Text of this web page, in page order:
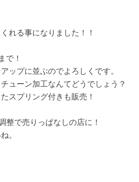
れる事になりました！！
で！
ップに並ぶのでよろしくです。
ューン加工なんてどうでしょう？
スプリング付きも販売！
整で売りっぱなしの店に！
。